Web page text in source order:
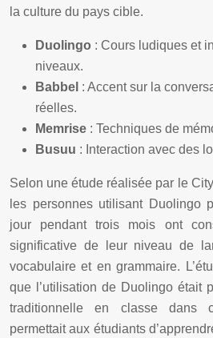
la culture du pays cible.
Duolingo : Cours ludiques et
niveaux.
Babbel : Accent sur la
réelles.
Memrise : Techniques de
Busuu : Interaction avec des
Selon une étude réalisée par le
les personnes utilisant Duolingo
jour pendant trois mois ont
significative de leur niveau de
vocabulaire et en grammaire.
que l’utilisation de Duolingo était
traditionnelle en classe dans
permettait aux étudiants